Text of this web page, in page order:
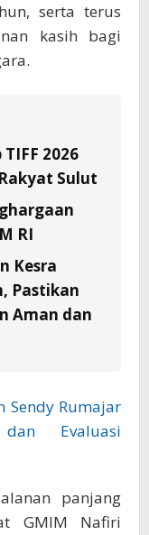
serta terus
kasih bagi
2026
Sulut
RI
Kesra
Pastikan
Aman dan
Sendy Rumajar
Evaluasi
panjang
GMIM Nafiri